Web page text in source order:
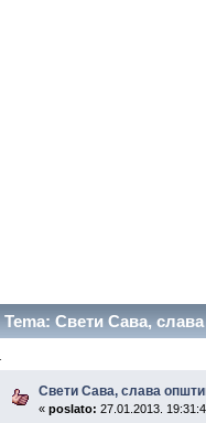
Tema: Свети Сава,
Свети Сава, слава
« poslato: 27.01.2013.